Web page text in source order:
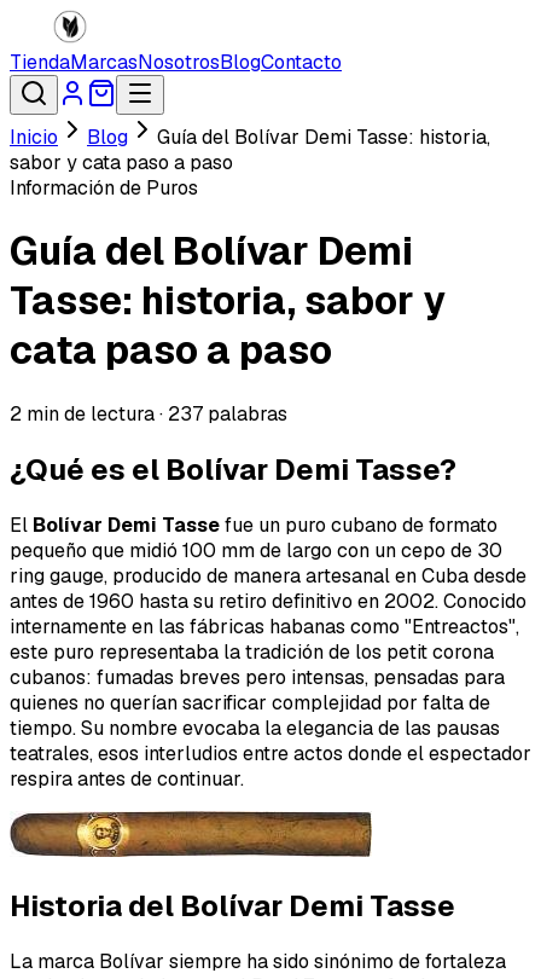
TiendaMarcasNosotrosBlogContacto
Inicio Blog
Guía del Bolívar Demi Tasse: historia,
sabor y cata paso a paso
Información de Puros
Guía del Bolívar Demi
Tasse: historia, sabor y
cata paso a paso
2 min de lectura · 237 palabras
¿Qué es el Bolívar Demi Tasse?
El Bolívar Demi Tassefue un puro cubano de formato
pequeño que midió 100 mm de largo con un cepo de 30
ring gauge, producido de manera artesanal en Cuba desde
antes de 1960 hasta su retiro definitivo en 2002. Conocido
internamente en las fábricas habanas como "Entreactos",
este puro representaba la tradición de los petit corona
cubanos: fumadas breves pero intensas, pensadas para
quienes no querían sacrificar complejidad por falta de
tiempo. Su nombre evocaba la elegancia de las pausas
teatrales, esos interludios entre actos donde el espectador
respira antes de continuar.
Historia del Bolívar Demi Tasse
La marca Bolívar siempre ha sido sinónimo de fortaleza